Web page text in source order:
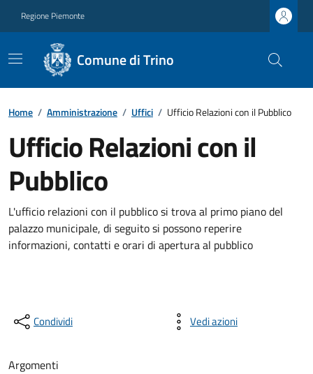
Regione Piemonte
Comune di Trino
Home / Amministrazione / Uffici / Ufficio Relazioni con il Pubblico
Ufficio Relazioni con il
Pubblico
L'ufficio relazioni con il pubblico si trova al primo piano del
palazzo municipale, di seguito si possono reperire
informazioni, contatti e orari di apertura al pubblico
Condividi Vedi azioni
Argomenti